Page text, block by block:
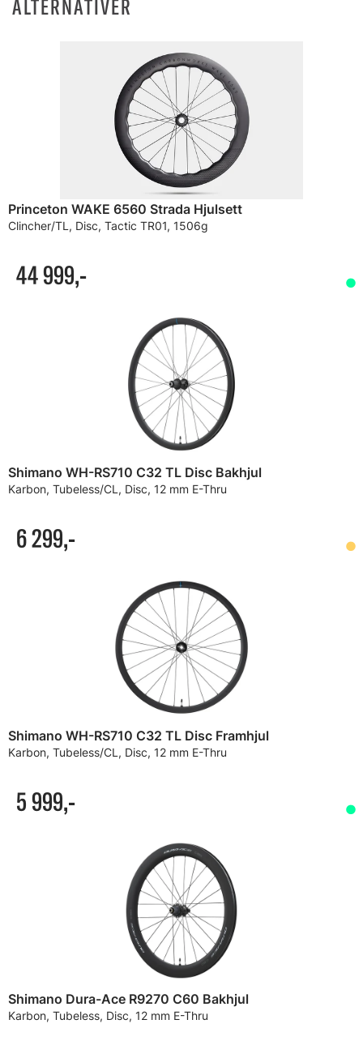
ALTERNATIVER
Princeton WAKE 6560 Strada Hjulsett
Clincher/TL, Disc, Tactic TR01, 1506g
44 999,-
Shimano WH-RS710 C32 TL Disc Bakhjul
Karbon, Tubeless/CL, Disc, 12 mm E-Thru
6 299,-
Shimano WH-RS710 C32 TL Disc Framhjul
Karbon, Tubeless/CL, Disc, 12 mm E-Thru
5 999,-
Shimano Dura-Ace R9270 C60 Bakhjul
Karbon, Tubeless, Disc, 12 mm E-Thru